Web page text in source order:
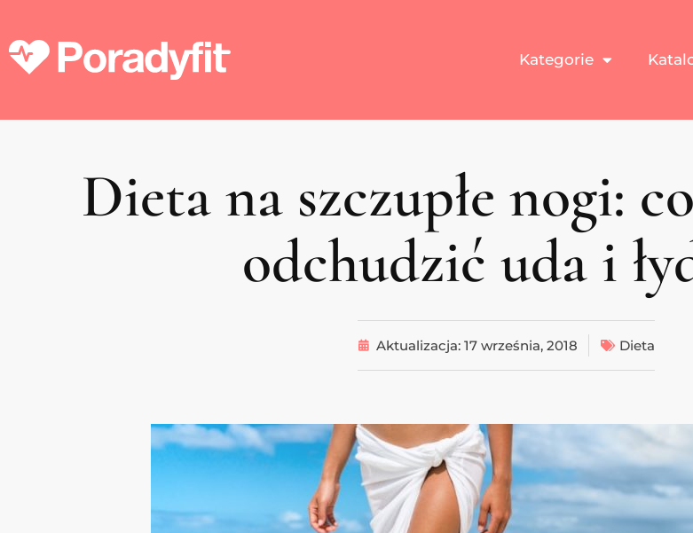
Kategorie
Dieta na szczupłe nogi:
odchudzić uda i
Aktualizacja: 17 września, 2018 Dieta